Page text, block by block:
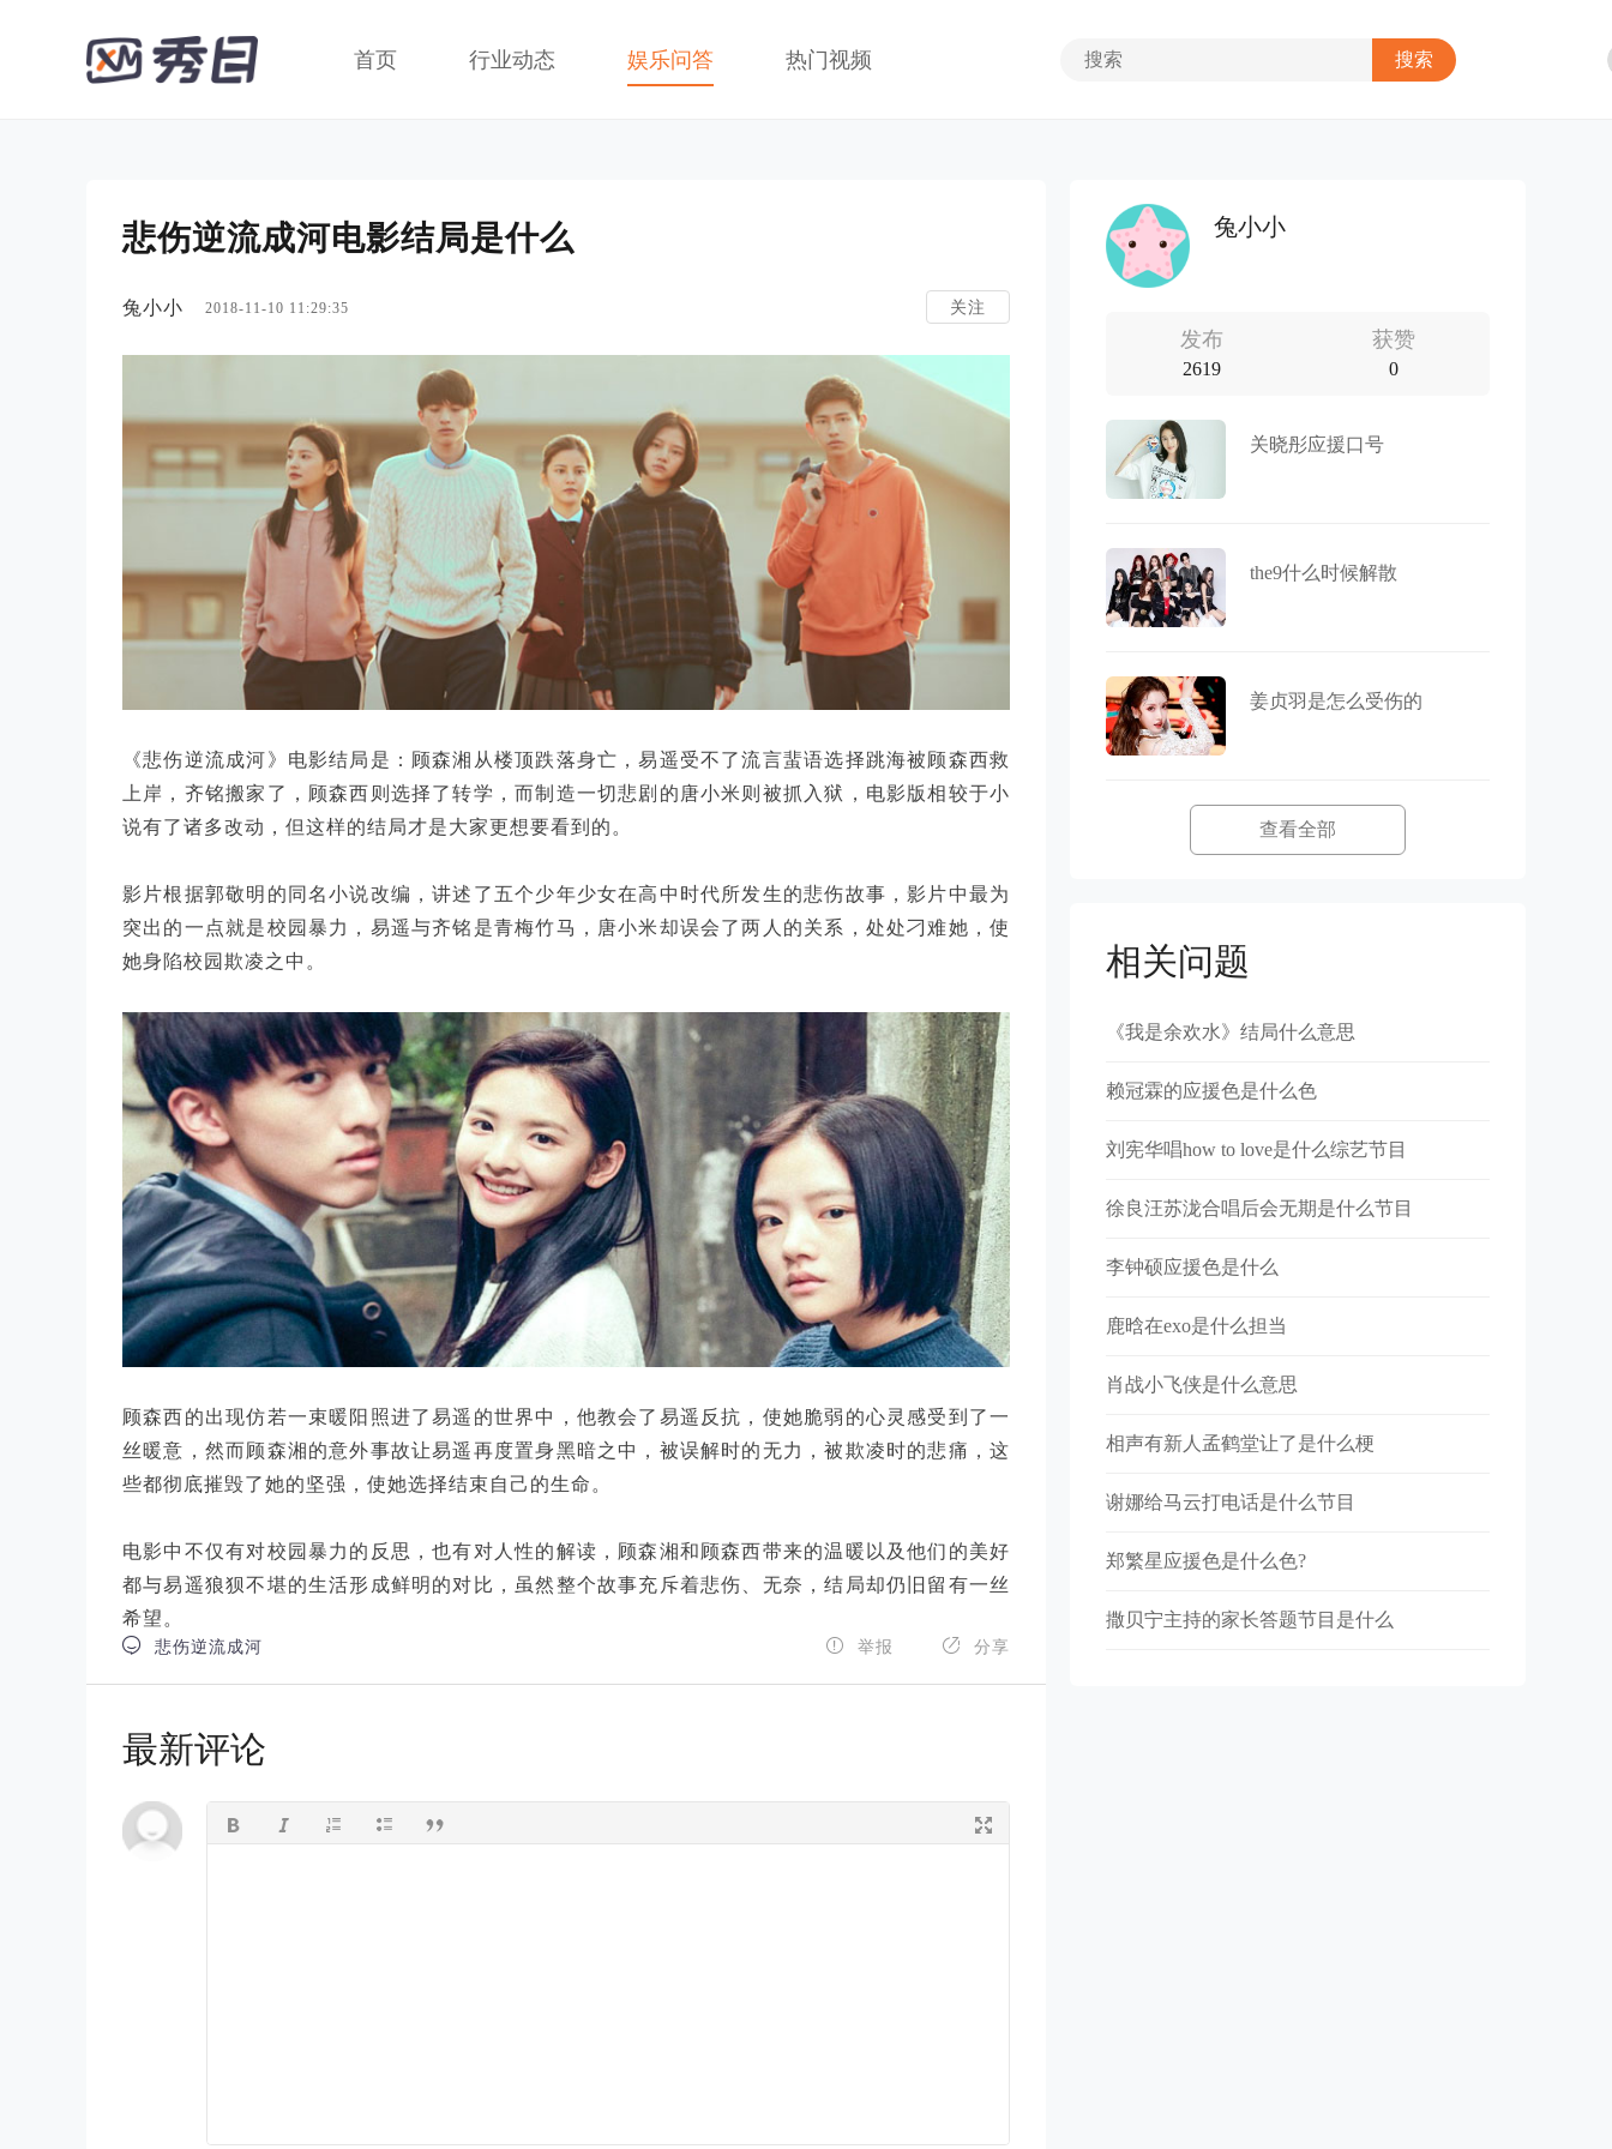
首页 行业动态 娱乐问答 热门视频
悲伤逆流成河电影结局是什么
兔小小 2018-11-10 11:29:35 关注
《悲伤逆流成河》电影结局是：顾森湘从楼顶跌落身亡，易遥受不了流言蜚语选择跳海被顾森西救
上岸，齐铭搬家了，顾森西则选择了转学，而制造一切悲剧的唐小米则被抓入狱，电影版相较于小
说有了诸多改动，但这样的结局才是大家更想要看到的。
影片根据郭敬明的同名小说改编，讲述了五个少年少女在高中时代所发生的悲伤故事，影片中最为
突出的一点就是校园暴力，易遥与齐铭是青梅竹马，唐小米却误会了两人的关系，处处刁难她，使
她身陷校园欺凌之中。
顾森西的出现仿若一束暖阳照进了易遥的世界中，他教会了易遥反抗，使她脆弱的心灵感受到了一
丝暖意，然而顾森湘的意外事故让易遥再度置身黑暗之中，被误解时的无力，被欺凌时的悲痛，这
些都彻底摧毁了她的坚强，使她选择结束自己的生命。
电影中不仅有对校园暴力的反思，也有对人性的解读，顾森湘和顾森西带来的温暖以及他们的美好
都与易遥狼狈不堪的生活形成鲜明的对比，虽然整个故事充斥着悲伤、无奈，结局却仍旧留有一丝
希望。
 悲伤逆流成河  分享
 举报
最新评论
兔小小
发布
2619
获赞
0
关晓彤应援口号
the9什么时候解散
姜贞羽是怎么受伤的
查看全部
相关问题
《我是余欢水》结局什么意思
赖冠霖的应援色是什么色
刘宪华唱how to love是什么综艺节目
徐良汪苏泷合唱后会无期是什么节目
李钟硕应援色是什么
鹿晗在exo是什么担当
肖战小飞侠是什么意思
相声有新人孟鹤堂让了是什么梗
谢娜给马云打电话是什么节目
郑繁星应援色是什么色?
撒贝宁主持的家长答题节目是什么